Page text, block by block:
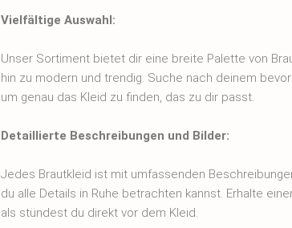
Vielfältige Auswahl:
Unser Sortiment bietet dir eine breite Palette von
hin zu modern und trendig. Suche nach deinem
um genau das Kleid zu finden, das zu dir passt.
Detaillierte Beschreibungen und Bilder:
Jedes Brautkleid ist mit umfassenden
du alle Details in Ruhe betrachten kannst. Erhalte
als stündest du direkt vor dem Kleid.